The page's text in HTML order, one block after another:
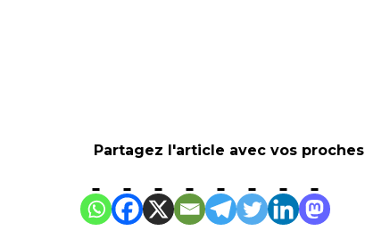
Partagez l'article avec vos proches